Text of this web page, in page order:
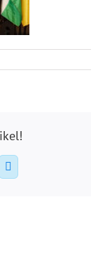
E-
Mail